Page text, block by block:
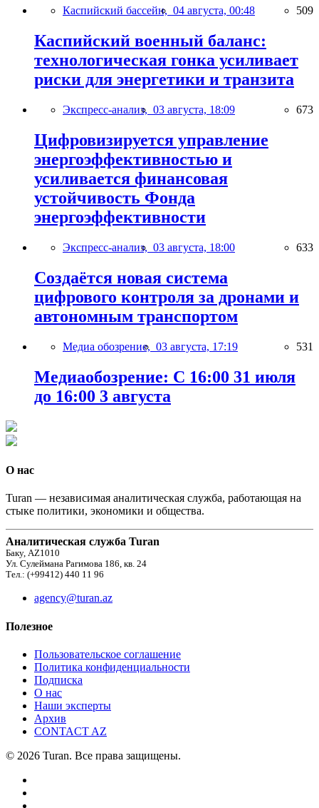
Каспийский бассейн, 04 августа, 00:48 509
Каспийский военный баланс:
технологическая гонка усиливает
риски для энергетики и транзита
Экспресс-анализ, 03 августа, 18:09 673
Цифровизируется управление
энергоэффективностью и
усиливается финансовая
устойчивость Фонда
энергоэффективности
Экспресс-анализ, 03 августа, 18:00 633
Создаётся новая система
цифрового контроля за дронами и
автономным транспортом
Медиа обозрение, 03 августа, 17:19 531
Медиаобозрение: С 16:00 31 июля
до 16:00 3 августа
О нас
Turan — независимая аналитическая служба, работающая на
стыке политики, экономики и общества.
Аналитическая служба Turan
Баку, AZ1010
Ул. Сулеймана Рагимова 186, кв. 24
Тел.: (+99412) 440 11 96
agency@turan.az
Полезное
Пользовательское соглашение
Политика конфиденциальности
Подписка
О нас
Наши эксперты
Архив
CONTACT AZ
© 2026 Turan. Все права защищены.